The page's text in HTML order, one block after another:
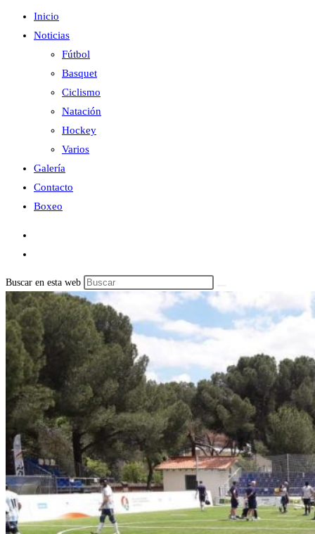
Inicio
Noticias
Fútbol
Basquet
Ciclismo
Natación
Hockey
Varios
Galería
Contacto
Boxeo
Buscar en esta web